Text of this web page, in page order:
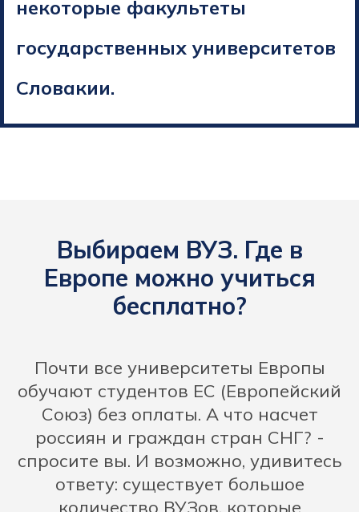
некоторые факультеты
государственных университетов
Словакии.
Выбираем ВУЗ. Где в
Европе можно учиться
бесплатно?
Почти все университеты Европы
обучают студентов ЕС (Европейский
Союз) без оплаты. А что насчет
россиян и граждан стран СНГ? -
спросите вы. И возможно, удивитесь
ответу: существует большое
количество ВУЗов, которые